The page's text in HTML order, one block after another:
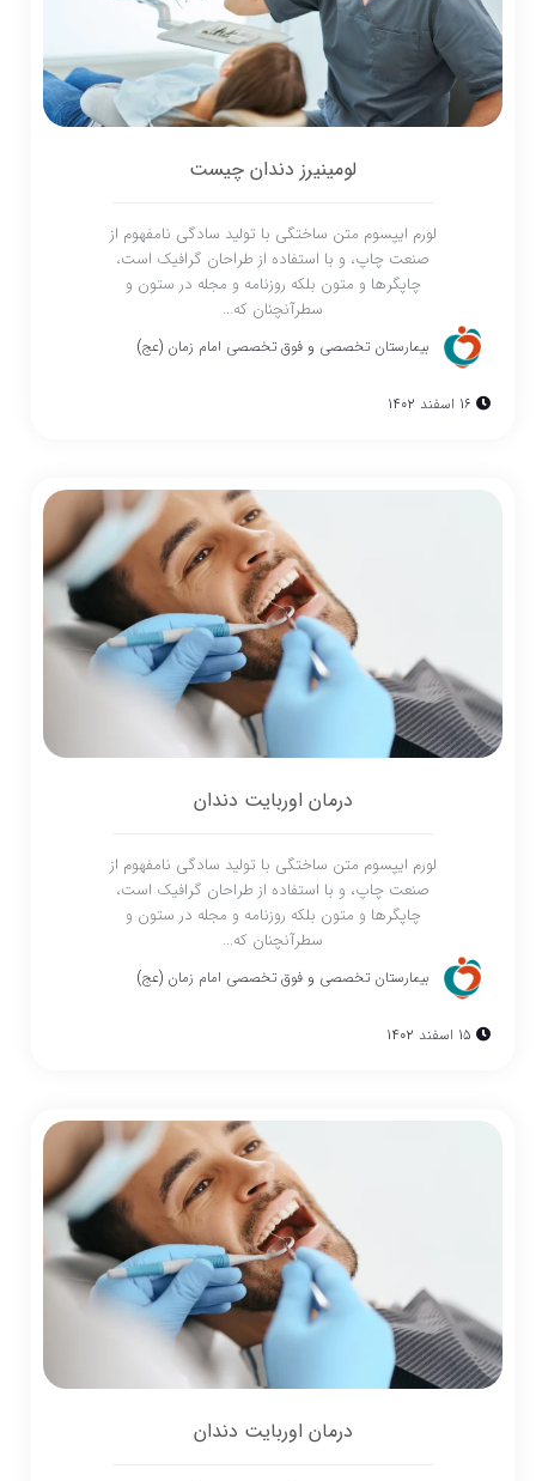
لومینیرز دندان چیست
لورم ایپسوم متن ساختگی با تولید سادگی نامفهوم از
صنعت چاپ، و با استفاده از طراحان گرافیک است،
چاپگرها و متون بلکه روزنامه و مجله در ستون و
سطرآنچنان که...
بیمارستان تخصصی و فوق تخصصی امام زمان (عج)
16 اسفند 1402
درمان اوربایت دندان
لورم ایپسوم متن ساختگی با تولید سادگی نامفهوم از
صنعت چاپ، و با استفاده از طراحان گرافیک است،
چاپگرها و متون بلکه روزنامه و مجله در ستون و
سطرآنچنان که...
بیمارستان تخصصی و فوق تخصصی امام زمان (عج)
15 اسفند 1402
درمان اوربایت دندان